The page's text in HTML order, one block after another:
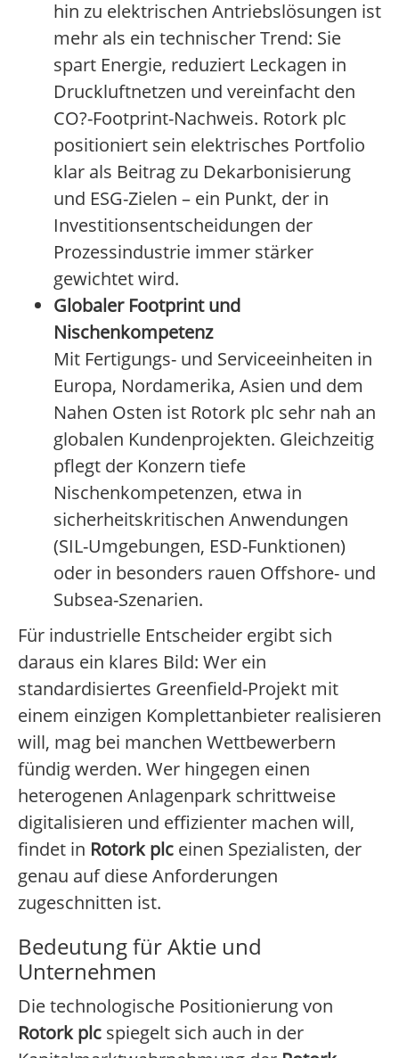
hin zu elektrischen Antriebslösungen ist
mehr als ein technischer Trend: Sie
spart Energie, reduziert Leckagen in
Druckluftnetzen und vereinfacht den
CO?-Footprint-Nachweis. Rotork plc
positioniert sein elektrisches Portfolio
klar als Beitrag zu Dekarbonisierung
und ESG-Zielen – ein Punkt, der in
Investitionsentscheidungen der
Prozessindustrie immer stärker
gewichtet wird.
Globaler Footprint und
Nischenkompetenz
Mit Fertigungs- und Serviceeinheiten in
Europa, Nordamerika, Asien und dem
Nahen Osten ist Rotork plc sehr nah an
globalen Kundenprojekten. Gleichzeitig
pflegt der Konzern tiefe
Nischenkompetenzen, etwa in
sicherheitskritischen Anwendungen
(SIL-Umgebungen, ESD-Funktionen)
oder in besonders rauen Offshore- und
Subsea-Szenarien.
Für industrielle Entscheider ergibt sich
daraus ein klares Bild: Wer ein
standardisiertes Greenfield-Projekt mit
einem einzigen Komplettanbieter realisieren
will, mag bei manchen Wettbewerbern
fündig werden. Wer hingegen einen
heterogenen Anlagenpark schrittweise
digitalisieren und effizienter machen will,
findet in Rotork plc einen Spezialisten, der
genau auf diese Anforderungen
zugeschnitten ist.
Bedeutung für Aktie und
Unternehmen
Die technologische Positionierung von
Rotork plc spiegelt sich auch in der